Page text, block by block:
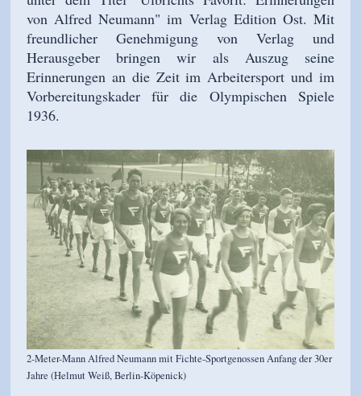
von Alfred Neumann" im Verlag Edition Ost. Mit
freundlicher Genehmigung von Verlag und
Herausgeber bringen wir als Auszug seine
Erinnerungen an die Zeit im Arbeitersport und im
Vorbereitungskader für die Olympischen Spiele
1936.
2-Meter-Mann Alfred Neumann mit Fichte-Sportgenossen Anfang der 30er
Jahre (Helmut Weiß, Berlin-Köpenick)